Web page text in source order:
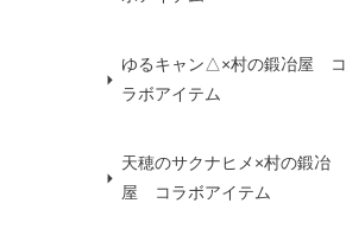
ゆるキャン△×村の鍛冶屋 コ
ラボアイテム
天穂のサクナヒメ×村の鍛冶
屋 コラボアイテム